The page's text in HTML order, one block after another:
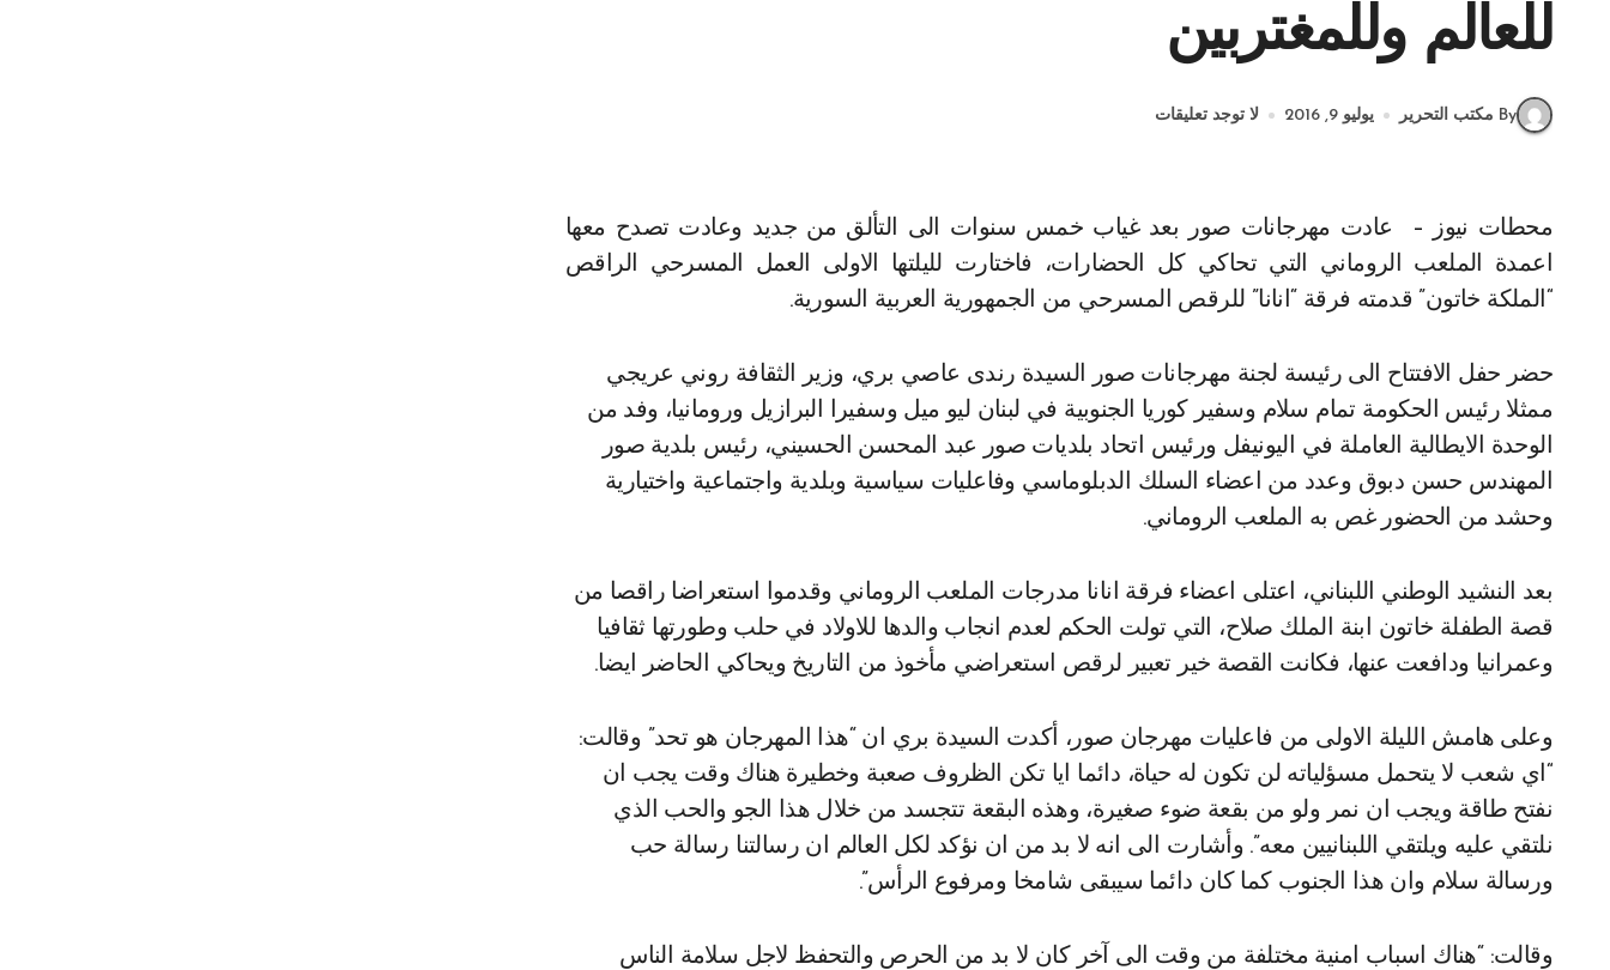
للعالم وللمغتربين
By مكتب التحرير يوليو 9, 2016 لا توجد تعليقات
محطات نيوز – عادت مهرجانات صور بعد غياب خمس سنوات الى التألق من جديد وعادت تصدح معها
اعمدة الملعب الروماني التي تحاكي كل الحضارات، فاختارت لليلتها الاولى العمل المسرحي الراقص
“الملكة خاتون” قدمته فرقة “انانا” للرقص المسرحي من الجمهورية العربية السورية.
حضر حفل الافتتاح الى رئيسة لجنة مهرجانات صور السيدة رندى عاصي بري، وزير الثقافة روني عريجي
ممثلا رئيس الحكومة تمام سلام وسفير كوريا الجنوبية في لبنان ليو ميل وسفيرا البرازيل ورومانيا، وفد من
الوحدة الايطالية العاملة في اليونيفل ورئيس اتحاد بلديات صور عبد المحسن الحسيني، رئيس بلدية صور
المهندس حسن دبوق وعدد من اعضاء السلك الدبلوماسي وفاعليات سياسية وبلدية واجتماعية واختيارية
وحشد من الحضور غص به الملعب الروماني.
بعد النشيد الوطني اللبناني، اعتلى اعضاء فرقة انانا مدرجات الملعب الروماني وقدموا استعراضا راقصا من
قصة الطفلة خاتون ابنة الملك صلاح، التي تولت الحكم لعدم انجاب والدها للاولاد في حلب وطورتها ثقافيا
وعمرانيا ودافعت عنها، فكانت القصة خير تعبير لرقص استعراضي مأخوذ من التاريخ ويحاكي الحاضر ايضا.
وعلى هامش الليلة الاولى من فاعليات مهرجان صور، أكدت السيدة بري ان “هذا المهرجان هو تحد” وقالت:
“اي شعب لا يتحمل مسؤلياته لن تكون له حياة، دائما ايا تكن الظروف صعبة وخطيرة هناك وقت يجب ان
نفتح طاقة ويجب ان نمر ولو من بقعة ضوء صغيرة، وهذه البقعة تتجسد من خلال هذا الجو والحب الذي
نلتقي عليه ويلتقي اللبنانيين معه”. وأشارت الى انه لا بد من ان نؤكد لكل العالم ان رسالتنا رسالة حب
ورسالة سلام وان هذا الجنوب كما كان دائما سيبقى شامخا ومرفوع الرأس”.
وقالت: “هناك اسباب امنية مختلفة من وقت الى آخر كان لا بد من الحرص والتحفظ لاجل سلامة الناس